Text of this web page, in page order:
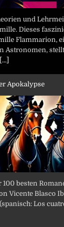
und
Dieses
Flammarion,
Astronomen,
[...]
Apokalypse
100 besten
Vicente Blasco
Los